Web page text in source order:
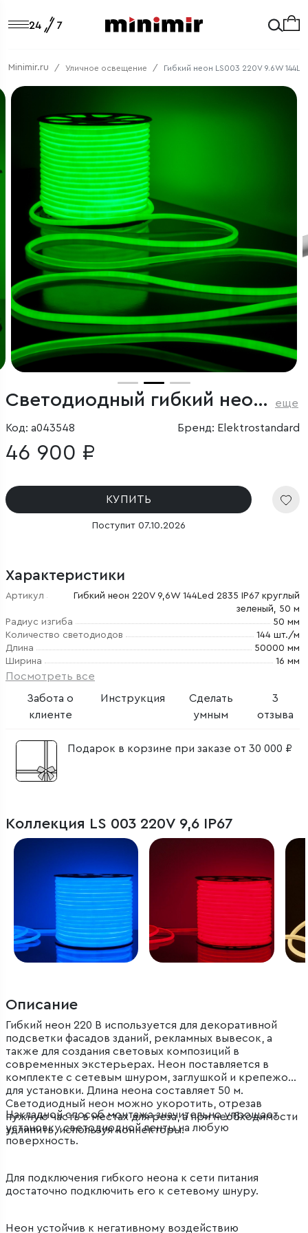
Minimir.ru Уличное освещение Гибкий неон LS003 220V 9.6W
Светодиодный гибкий неон 220 В 9.6 Вт/м 144 Led/м 2835 IP67, круглый зеленый, 50 м еще
Код: a043548 Бренд: Elektrostandard
46 900 ₽
КУПИТЬ
Поступит 07.10.2026
Характеристики
Артикул
Гибкий неон 220V 9,6W 144Led 2835 IP67 круглый
зеленый, 50 м
Радиус изгиба
50 мм
Количество светодиодов
144 шт./м
Длина
50000 мм
Ширина
16 мм
Посмотреть все
Забота о
клиенте
Инструкция
Сделать
умным
3
отзыва
Подарок в корзине при заказе от 30 000 ₽
Коллекция LS 003 220V 9,6 IP67
Описание
Гибкий неон 220 В используется для декоративной
подсветки фасадов зданий, рекламных вывесок, а
также для создания световых композиций в
современных экстерьерах. Неон поставляется в
комплекте с сетевым шнуром, заглушкой и крепежом
для установки. Длина неона составляет 50 м.
Светодиодный неон можно укоротить, отрезав
нужную часть в местах для реза, а при необходимости
удлинить, используя коннекторы.
Накладной способ монтажа значительно упрощает
установку светодиодной ленты на любую
поверхность.
Для подключения гибкого неона к сети питания
достаточно подключить его к сетевому шнуру.
Неон устойчив к негативному воздействию